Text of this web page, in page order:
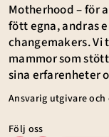
Motherhood – för
fött egna, andras
changemakers.
mammor som
sina erfarenheter
Ansvarig utgivare
Följ oss